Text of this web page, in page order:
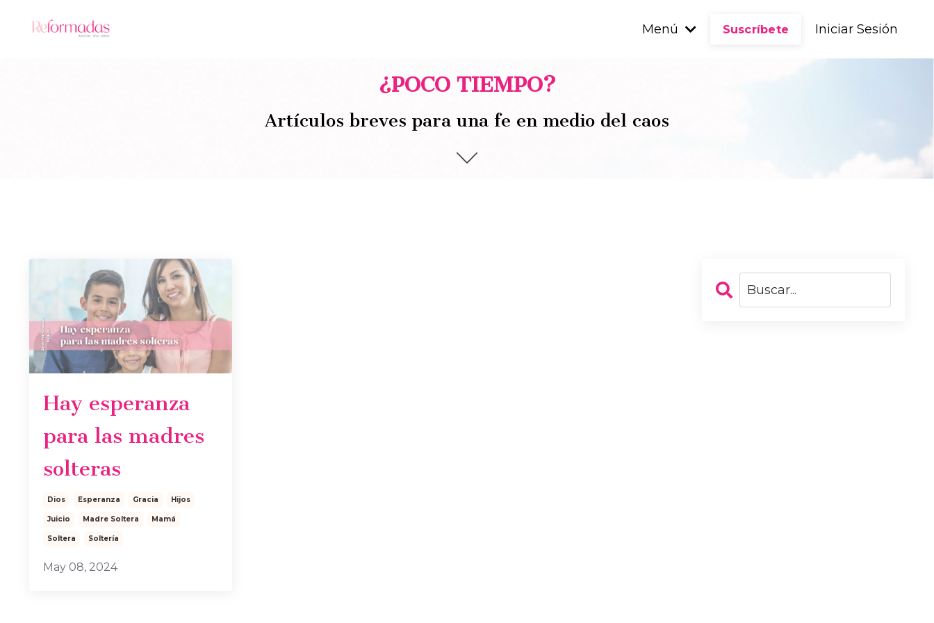
Menú Suscríbete Iniciar Sesión
¿POCO TIEMPO?
Artículos breves para una fe en medio del caos
Hay esperanza
para las madres
solteras
Dios Esperanza Gracia Hijos
Juicio Madre Soltera Mamá
Soltera Soltería
May 08, 2024